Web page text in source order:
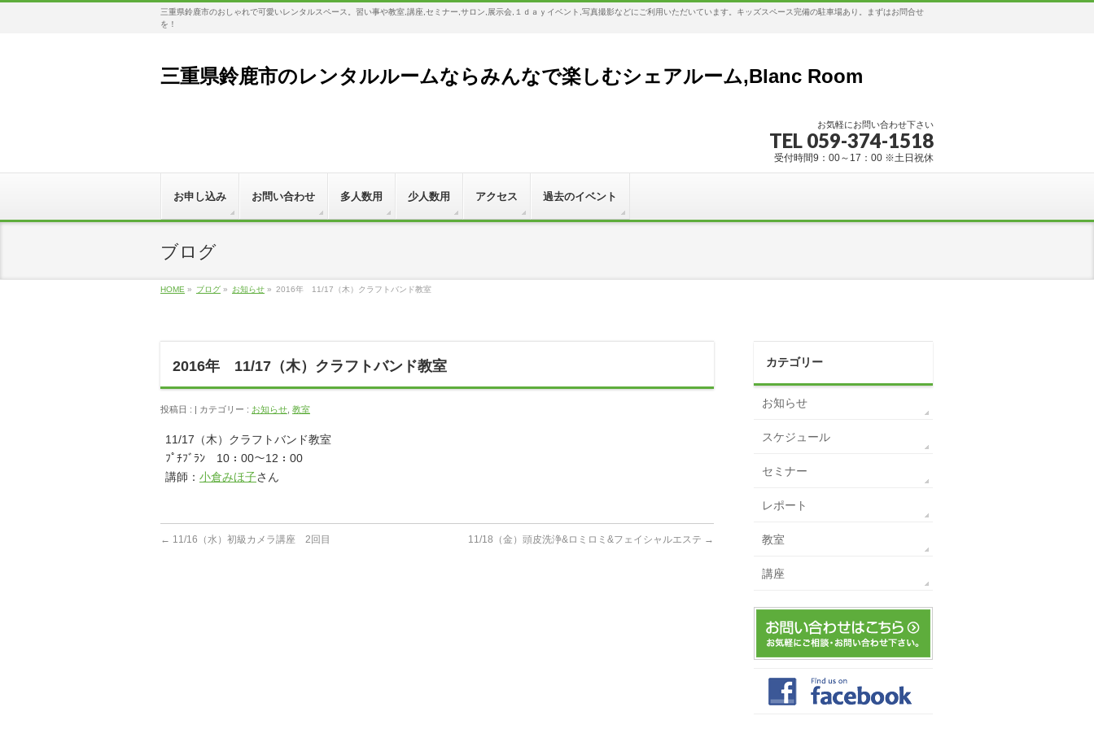
三重県鈴鹿市のおしゃれで可愛いレンタルスペース。習い事や教室,講座,セミナー,サロン,展示会,１ｄａｙイベント,写真撮影などにご利用いただいています。キッズスペース完備の駐車場あり。まずはお問合せ
を！
三重県鈴鹿市のレンタルルームならみんなで楽しむシェアルーム,Blanc Room
お気軽にお問い合わせ下さい
TEL 059-374-1518
受付時間9：00～17：00 ※土日祝休
お申し込み お問い合わせ 多人数用 少人数用 アクセス 過去のイベント
ブログ
HOME » ブログ » お知らせ » 2016年 11/17（木）クラフトバンド教室
2016年 11/17（木）クラフトバンド教室
投稿日 : | カテゴリー : お知らせ 教室
11/17（木）クラフトバンド教室
ﾌﾟﾁﾌﾞﾗﾝ 10：00～12：00
講師： 小倉みほ子さん
← 11/16（水）初級カメラ講座 2回目 11/18（金）頭皮洗浄&ロミロミ&フェイシャルエステ →
カテゴリー
お知らせ
スケジュール
セミナー
レポート
教室
講座